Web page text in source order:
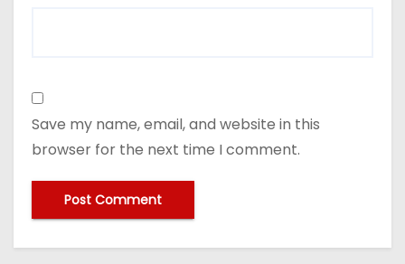
Save my name, email, and website in this
browser for the next time I comment.